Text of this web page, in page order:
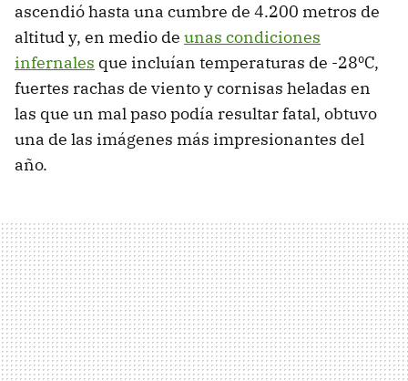
ascendió hasta una cumbre de 4.200 metros de
altitud y, en medio de unas condiciones
infernales que incluían temperaturas de -28ºC,
fuertes rachas de viento y cornisas heladas en
las que un mal paso podía resultar fatal, obtuvo
una de las imágenes más impresionantes del
año.